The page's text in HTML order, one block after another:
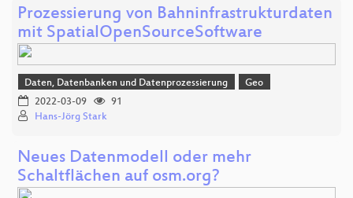
Prozessierung von Bahninfrastrukturdaten
mit SpatialOpenSourceSoftware
Daten, Datenbanken und Datenprozessierung
Geo
2022-03-09
91
Hans-Jörg Stark
Neues Datenmodell oder mehr
Schaltflächen auf osm.org?